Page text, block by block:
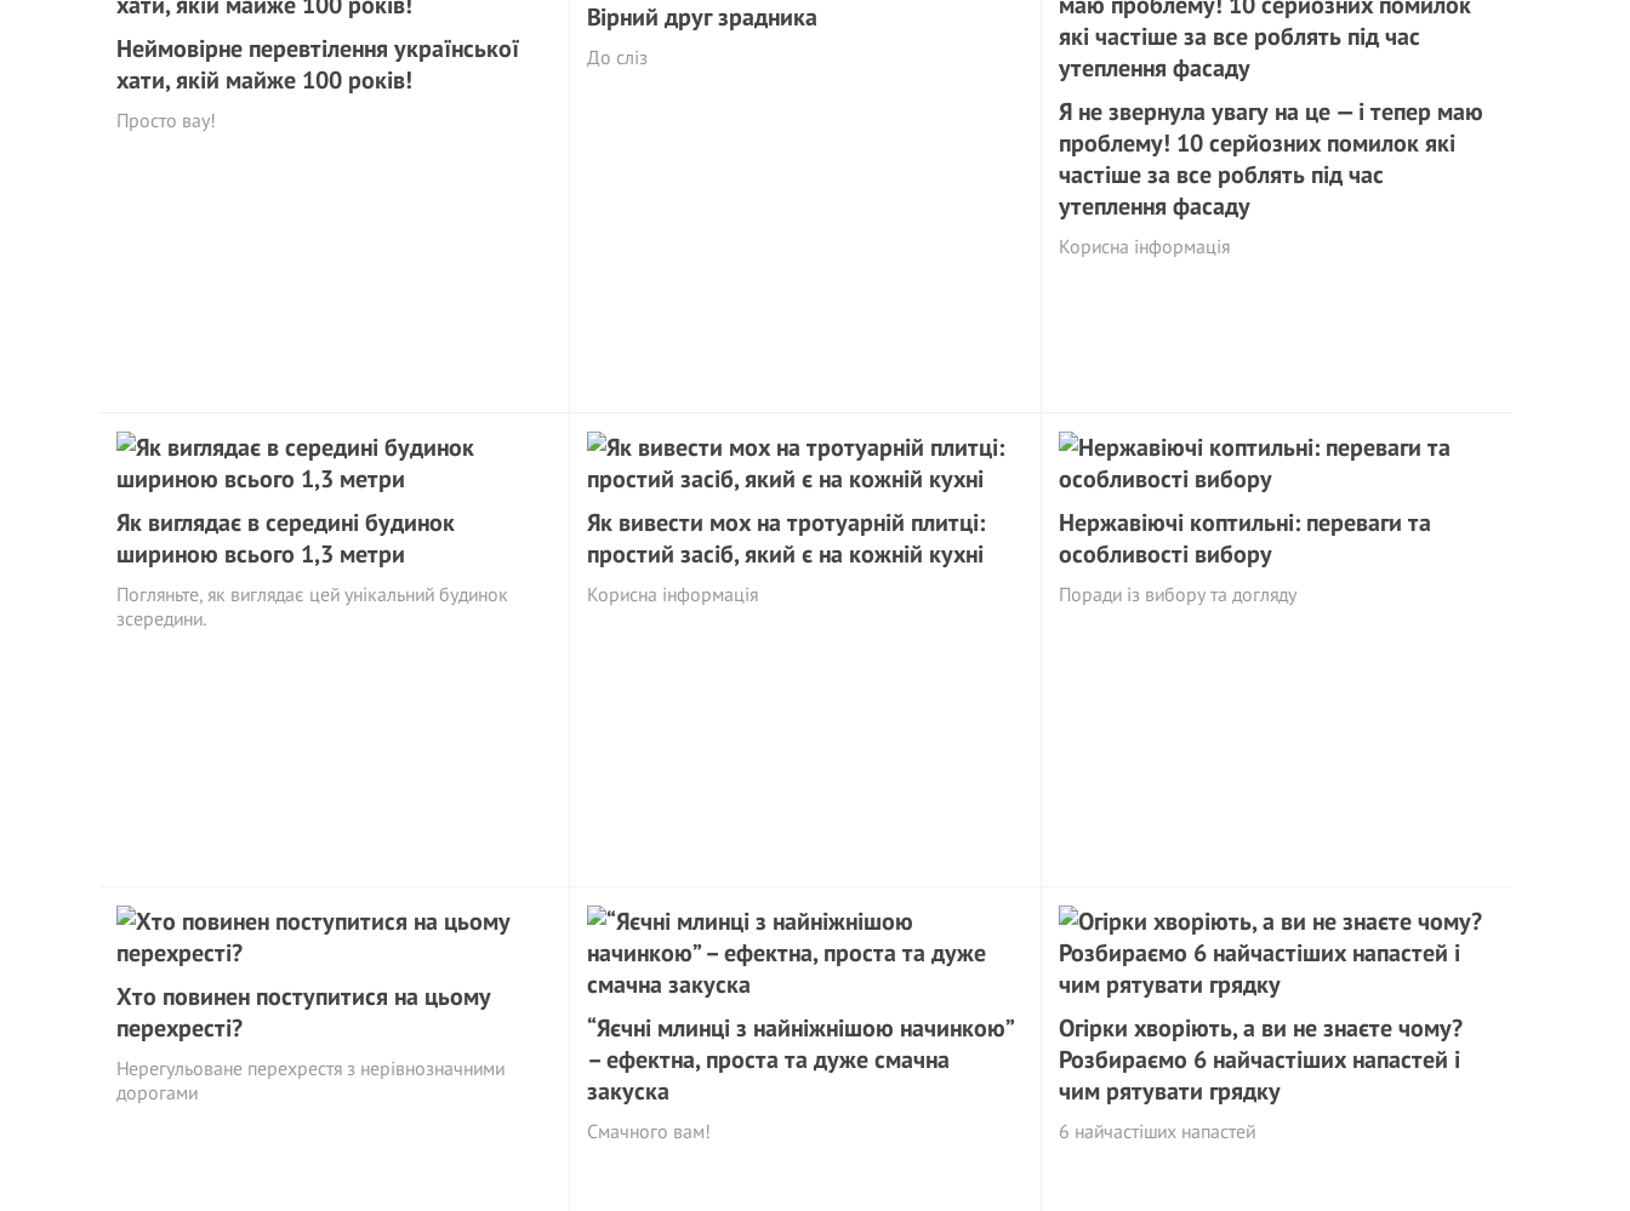
Неймовірне перевтілення української
хати, якій майже 100 років!
Просто вау!
Вірний друг зрадника
До сліз
Я не звернула увагу на це — і тепер маю
проблему! 10 серйозних помилок які
частіше за все роблять під час
утеплення фасаду
Корисна інформація
Як виглядає в середині будинок
шириною всього 1,3 метри
Погляньте, як виглядає цей унікальний будинок
зсередини.
Як вивести мох на тротуарній плитці:
простий засіб, який є на кожній кухні
Корисна інформація
Нержавіючі коптильні: переваги та
особливості вибору
Поради із вибору та догляду
Хто повинен поступитися на цьому
перехресті?
Нерегульоване перехрестя з нерівнозначними
дорогами
“Яєчні млинці з найніжнішою начинкою”
– ефектна, проста та дуже смачна
закуска
Смачного вам!
Огірки хворіють, а ви не знаєте чому?
Розбираємо 6 найчастіших напастей і
чим рятувати грядку
6 найчастіших напастей